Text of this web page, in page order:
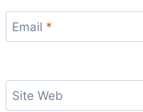
Email *
Site Web